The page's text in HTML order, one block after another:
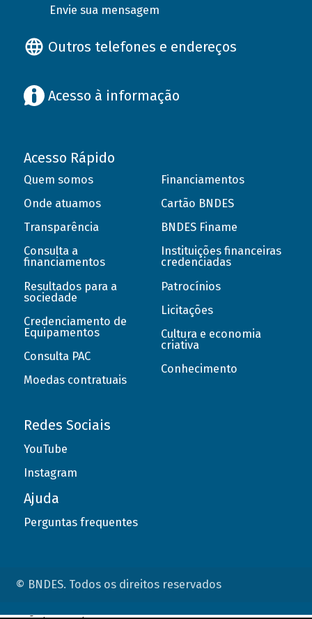
Envie sua mensagem
Outros telefones e endereços
Acesso à informação
Acesso Rápido
Quem somos
Onde atuamos
Transparência
Consulta a
financiamentos
Resultados para a
sociedade
Credenciamento de
Equipamentos
Consulta PAC
Moedas contratuais
Financiamentos
Cartão BNDES
BNDES Finame
Instituições financeiras
credenciadas
Patrocínios
Licitações
Cultura e economia
criativa
Conhecimento
Redes Sociais
YouTube
Instagram
Ajuda
Perguntas frequentes
© BNDES. Todos os direitos reservados